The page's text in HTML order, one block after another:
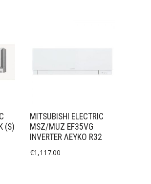
(S)
MITSUBISHI ELECTRIC
MSZ/MUZ EF35VG
INVERTER ΛΕΥΚΌ R32
€1,117.00